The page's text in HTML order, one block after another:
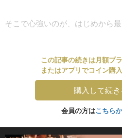
そこで心強いのが、はじめから
この記事の続きは月額プ
またはアプリでコイン購
購入して続
会員の方はこちら